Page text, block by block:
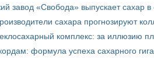
завод «Свобода» выпускает сахар в
сахара прогнозируют
комплекс: за иллюзию
формула успеха сахарного